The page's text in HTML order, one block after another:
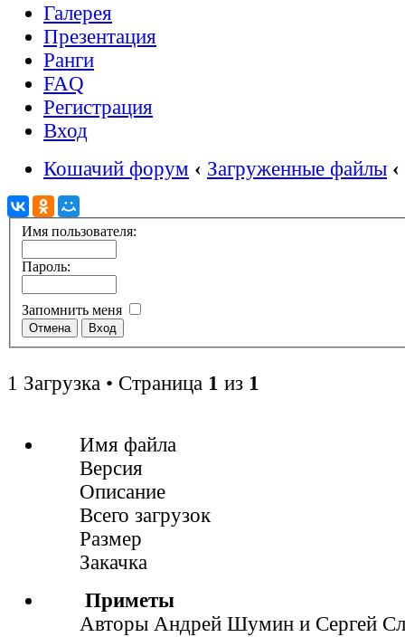
Галерея
Презентация
Ранги
FAQ
Регистрация
Вход
Кошачий форум ‹ Загруженные файлы ‹
Имя пользователя:
Пароль:
Запомнить меня
1 Загрузка • Страница 1 из 1
Имя файла
Версия
Описание
Всего загрузок
Размер
Закачка
Приметы
Авторы Андрей Шумин и Сергей